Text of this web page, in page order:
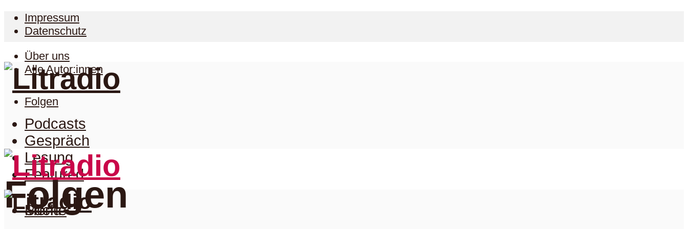
Impressum
Datenschutz
Über uns
Alle Autor:innen
Folgen
Folgen
Podcasts
Gespräch
Lesung
Featured
Menu
Suche